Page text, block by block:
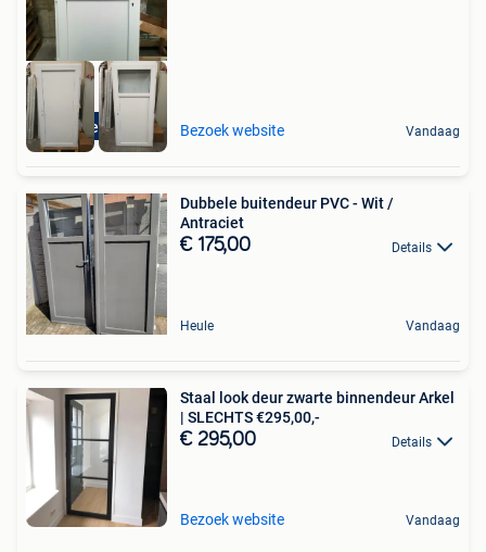
Direct leverbaar Bezoek website Vandaag
Dubbele buitendeur PVC - Wit /
Antraciet
€ 175,00 Details
Heule Vandaag
Staal look deur zwarte binnendeur Arkel
| SLECHTS €295,00,-
€ 295,00 Details
Bezoek website Vandaag